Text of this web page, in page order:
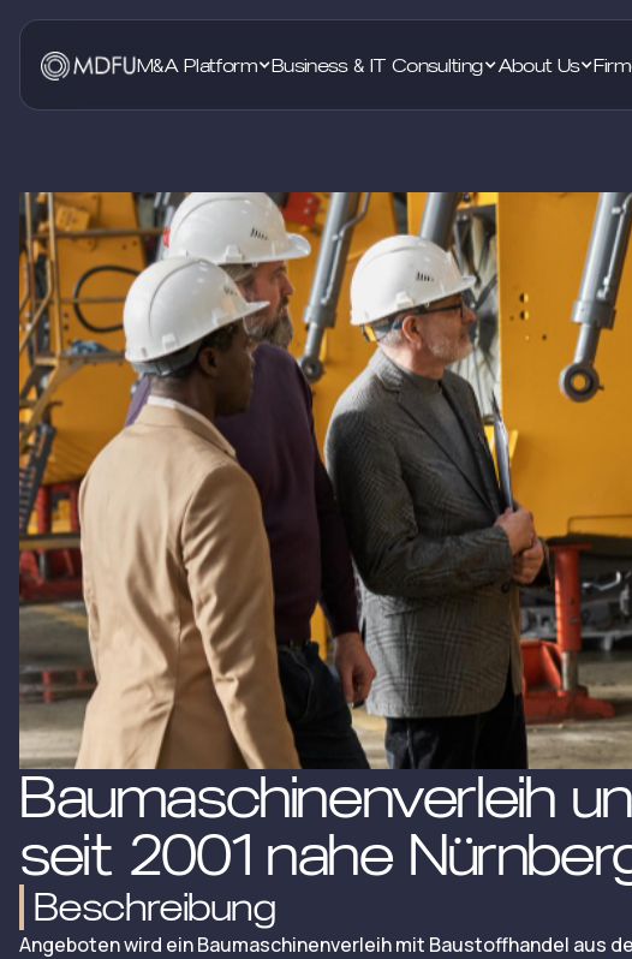
M&A Platform Business & IT Consulting About Us
Baumaschinenverleih
seit 2001 nahe
Beschreibung
Angeboten wird ein Baumaschinenverleih mit Baustoffhandel aus